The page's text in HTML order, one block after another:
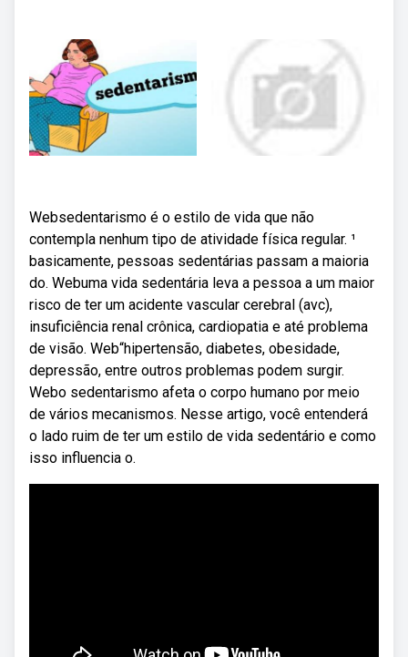
Websedentarismo é o estilo de vida que não
contempla nenhum tipo de atividade física regular. ¹
basicamente, pessoas sedentárias passam a maioria
do. Webuma vida sedentária leva a pessoa a um maior
risco de ter um acidente vascular cerebral (avc),
insuficiência renal crônica, cardiopatia e até problema
de visão. Web“hipertensão, diabetes, obesidade,
depressão, entre outros problemas podem surgir.
Webo sedentarismo afeta o corpo humano por meio
de vários mecanismos. Nesse artigo, você entenderá
o lado ruim de ter um estilo de vida sedentário e como
isso influencia o.